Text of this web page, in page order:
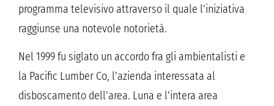
programma televisivo attraverso il quale l’iniziativa
raggiunse una notevole notorietà.
Nel 1999 fu siglato un accordo fra gli ambientalisti e
la Pacific Lumber Co, l’azienda interessata al
disboscamento dell’area. Luna e l’intera area